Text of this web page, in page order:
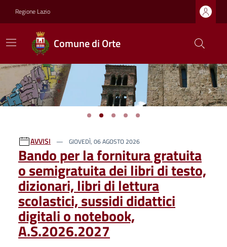
Regione Lazio
Comune di Orte
Previous Next
Ultime notizie
AVVISI GIOVEDÌ, 06 AGOSTO 2026
Bando per la fornitura gratuita
o semigratuita dei libri di testo,
dizionari, libri di lettura
scolastici, sussidi didattici
digitali o notebook,
A.S.2026.2027